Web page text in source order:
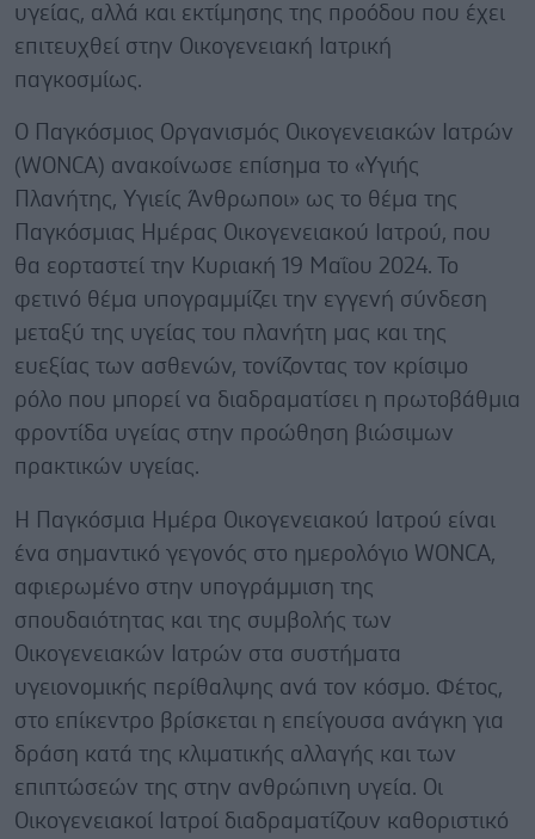
υγείας, αλλά και εκτίμησης της προόδου που έχει
επιτευχθεί στην Οικογενειακή Ιατρική
παγκοσμίως.
Ο Παγκόσμιος Οργανισμός Οικογενειακών Iατρών
(WONCA) ανακοίνωσε επίσημα το «Υγιής
Πλανήτης, Υγιείς Άνθρωποι» ως το θέμα της
Παγκόσμιας Ημέρας Οικογενειακού Ιατρού, που
θα εορταστεί την Κυριακή 19 Μαΐου 2024. Το
φετινό θέμα υπογραμμίζει την εγγενή σύνδεση
μεταξύ της υγείας του πλανήτη μας και της
ευεξίας των ασθενών, τονίζοντας τον κρίσιμο
ρόλο που μπορεί να διαδραματίσει η πρωτοβάθμια
φροντίδα υγείας στην προώθηση βιώσιμων
πρακτικών υγείας.
Η Παγκόσμια Ημέρα Οικογενειακού Ιατρού είναι
ένα σημαντικό γεγονός στο ημερολόγιο WONCA,
αφιερωμένο στην υπογράμμιση της
σπουδαιότητας και της συμβολής των
Oικογενειακών Iατρών στα συστήματα
υγειονομικής περίθαλψης ανά τον κόσμο. Φέτος,
στο επίκεντρο βρίσκεται η επείγουσα ανάγκη για
δράση κατά της κλιματικής αλλαγής και των
επιπτώσεών της στην ανθρώπινη υγεία. Οι
Oικογενειακοί Iατροί διαδραματίζουν καθοριστικό